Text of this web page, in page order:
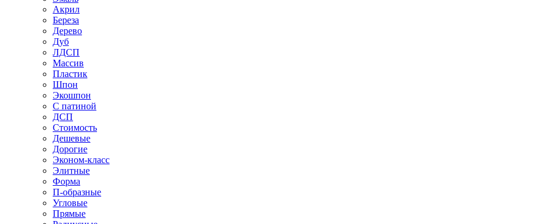
Акрил
Береза
Дерево
Дуб
ЛДСП
Массив
Пластик
Шпон
Экошпон
С патиной
ДСП
Стоимость
Дешевые
Дорогие
Эконом-класс
Элитные
Форма
П-образные
Угловые
Прямые